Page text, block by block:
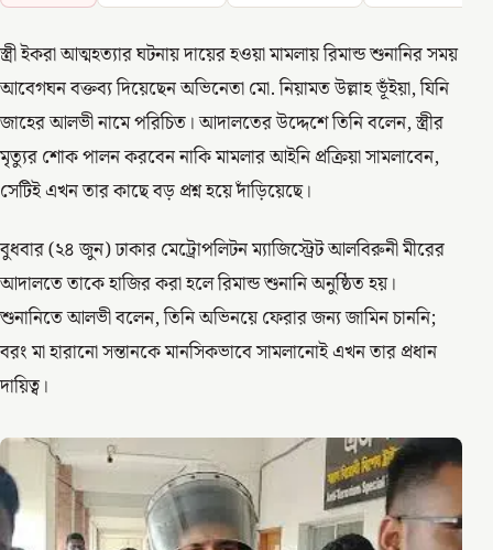
স্ত্রী ইকরা আত্মহত্যার ঘটনায় দায়ের হওয়া মামলায় রিমান্ড শুনানির সময়
আবেগঘন বক্তব্য দিয়েছেন অভিনেতা মো. নিয়ামত উল্লাহ ভূঁইয়া, যিনি
জাহের আলভী নামে পরিচিত। আদালতের উদ্দেশে তিনি বলেন, স্ত্রীর
মৃত্যুর শোক পালন করবেন নাকি মামলার আইনি প্রক্রিয়া সামলাবেন,
সেটিই এখন তার কাছে বড় প্রশ্ন হয়ে দাঁড়িয়েছে।
বুধবার (২৪ জুন) ঢাকার মেট্রোপলিটন ম্যাজিস্ট্রেট আলবিরুনী মীরের
আদালতে তাকে হাজির করা হলে রিমান্ড শুনানি অনুষ্ঠিত হয়।
শুনানিতে আলভী বলেন, তিনি অভিনয়ে ফেরার জন্য জামিন চাননি;
বরং মা হারানো সন্তানকে মানসিকভাবে সামলানোই এখন তার প্রধান
দায়িত্ব।